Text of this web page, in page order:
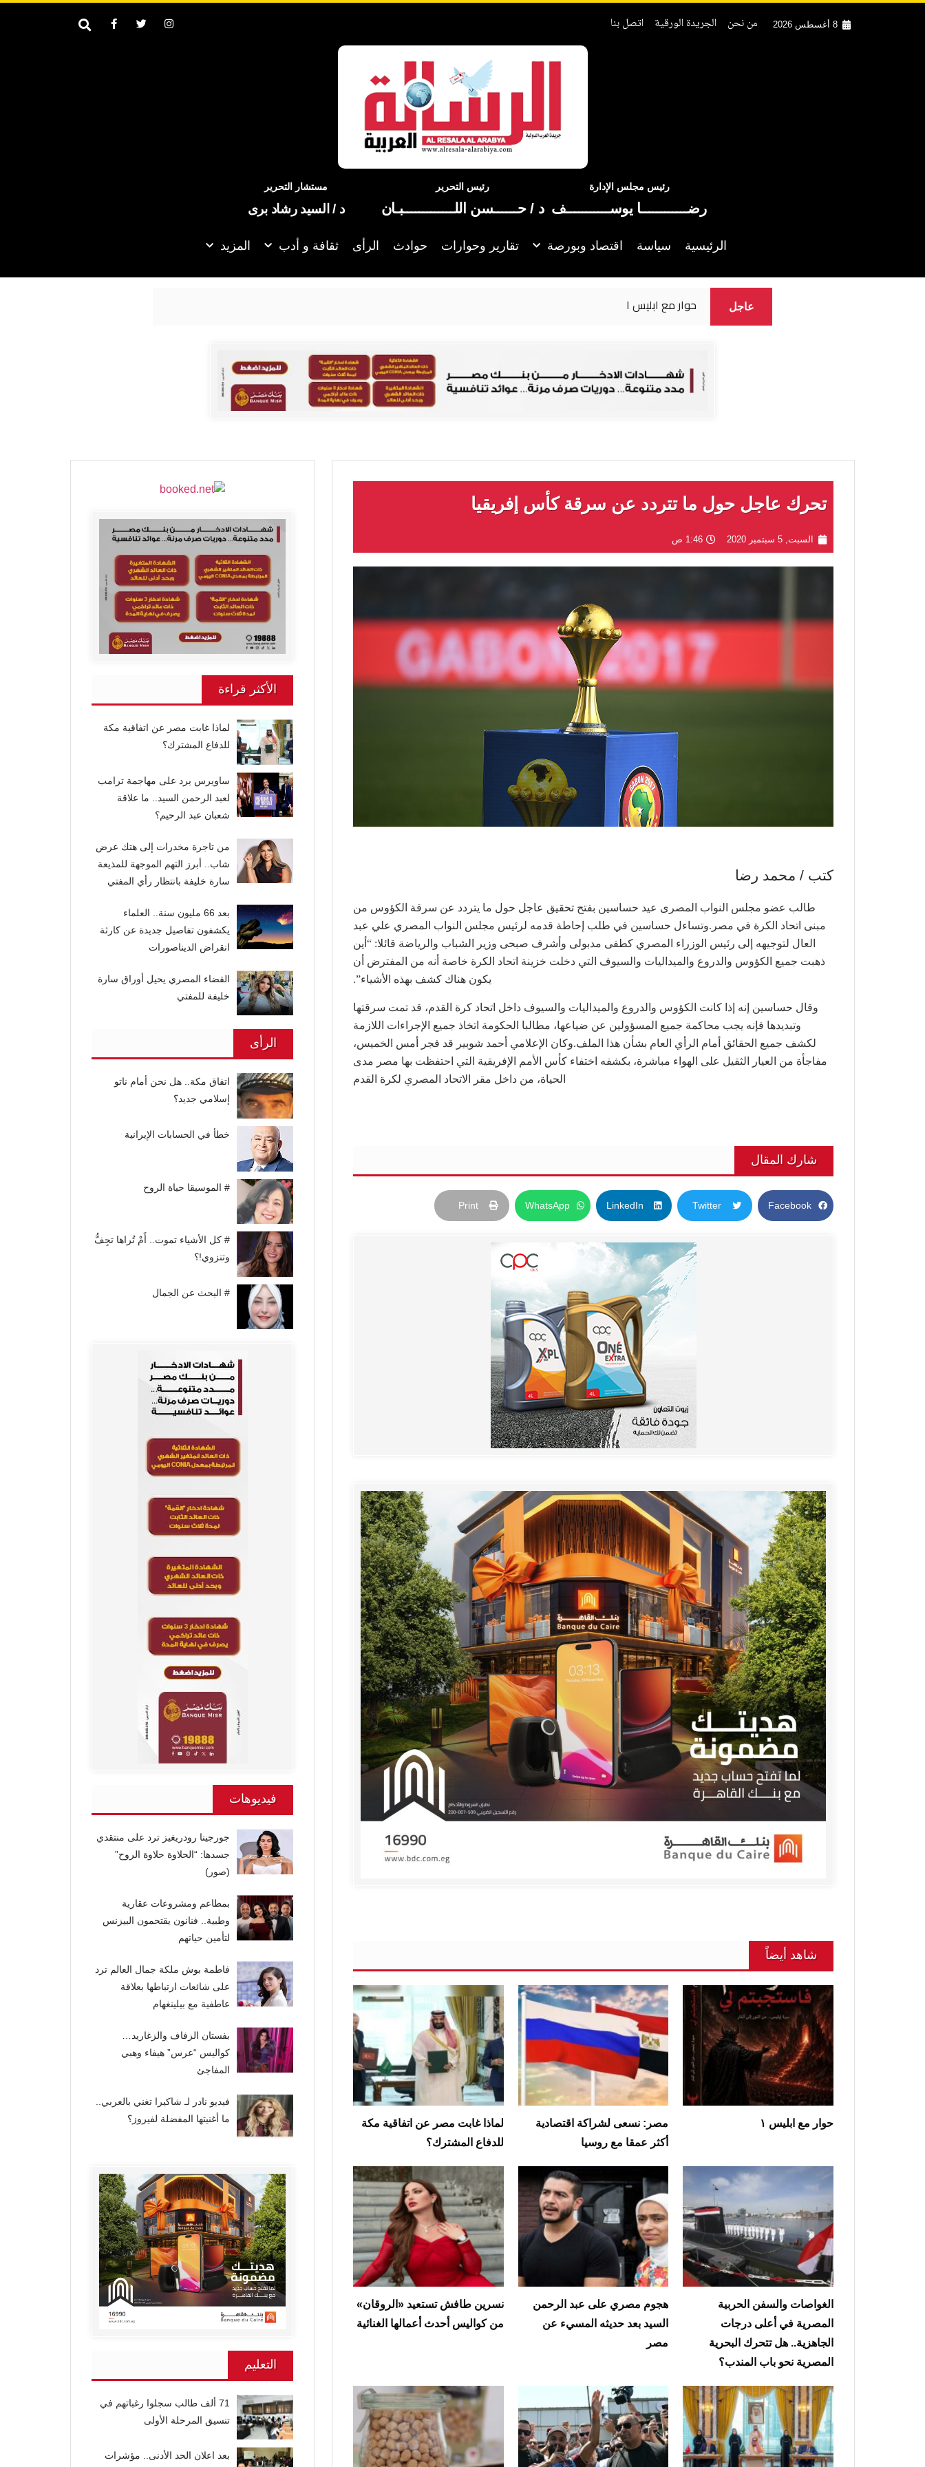
8 أغسطس 2026 من نحن الجريدة الورقية اتصل بنا
رئيس مجلس الإدارة
رضــــــــــــا يوســـــــــــف
رئيس التحرير
د / حــــــسن اللـــــــــــــبـان
مستشار التحرير
د / السيد رشاد برى
الرئيسية سياسة اقتصاد وبورصة تقارير وحوارات حوادث الرأى ثقافة و أدب المزيد
عاجل مصر: نسعى لشراكة اقتصادية أكثر عمقا مع روسيا
تحرك عاجل حول ما تتردد عن سرقة كأس إفريقيا
السبت, 5 سبتمبر 2020 1:46 ص
كتب / محمد رضا
طالب عضو مجلس النواب المصرى عيد حساسين بفتح تحقيق عاجل حول ما يتردد عن سرقة الكؤوس من
مبنى اتحاد الكرة في مصر.وتساءل حساسين في طلب إحاطة قدمه لرئيس مجلس النواب المصري علي عبد
العال لتوجيهه إلى رئيس الوزراء المصري كطفى مدبولى وأشرف صبحى وزير الشباب والرياضة قائلا: “أين
ذهبت جميع الكؤوس والدروع والميداليات والسيوف التي دخلت خزينة اتحاد الكرة خاصة أنه من المفترض أن
يكون هناك كشف بهذه الأشياء”.
وقال حساسين إنه إذا كانت الكؤوس والدروع والميداليات والسيوف داخل اتحاد كرة القدم، قد تمت سرقتها
وتبديدها فإنه يجب محاكمة جميع المسؤولين عن ضياعها، مطالبا الحكومة اتخاذ جميع الإجراءات اللازمة
لكشف جميع الحقائق أمام الرأي العام بشأن هذا الملف.وكان الإعلامي أحمد شوبير قد فجر أمس الخميس،
مفاجأة من العيار الثقيل على الهواء مباشرة، بكشفه اختفاء كأس الأمم الإفريقية التي احتفظت بها مصر مدى
الحياة، من داخل مقر الاتحاد المصري لكرة القدم
شارك المقال
Facebook
Twitter
LinkedIn
WhatsApp
Print
شاهد أيضاً
حوار مع ابليس ١
مصر: نسعى لشراكة اقتصادية
أكثر عمقا مع روسيا
لماذا غابت مصر عن اتفاقية مكة
للدفاع المشترك؟
الغواصات والسفن الحربية
المصرية في أعلى درجات
الجاهزية.. هل تتحرك البحرية
المصرية نحو باب المندب؟
هجوم مصري على عبد الرحمن
السيد بعد حديثه المسيء عن
مصر
نسرين طافش تستعيد «الروقان»
من كواليس أحدث أعمالها الغنائية
الأكثر قراءة
لماذا غابت مصر عن اتفاقية مكة
للدفاع المشترك؟
ساويرس يرد على مهاجمة ترامب
لعبد الرحمن السيد.. ما علاقة
شعبان عبد الرحيم؟
من تاجرة مخدرات إلى هتك عرض
شاب.. أبرز التهم الموجهة للمذيعة
سارة خليفة بانتظار رأي المفتي
بعد 66 مليون سنة.. العلماء
يكشفون تفاصيل جديدة عن كارثة
انقراض الديناصورات
القضاء المصري يحيل أوراق سارة
خليفة للمفتي
الرأى
اتفاق مكة.. هل نحن أمام ناتو
إسلامي جديد؟
خطأ في الحسابات الإيرانية
# الموسيقا حياة الروح
# كل الأشياء تموت.. أَمْ تُراها تجِفُّ
وتنزوي!؟
# البحث عن الجمال
فيديوهات
جورجينا رودريغيز ترد على منتقدي
جسدها: “الحلاوة حلاوة الروح”
(صور)
بمطاعم ومشروعات عقارية
وطبية.. فنانون يقتحمون البيزنس
لتأمين حياتهم
فاطمة بوش ملكة جمال العالم ترد
على شائعات ارتباطها بعلاقة
عاطفية مع بيلينغهام
بفستان الزفاف والزغاريد…
كواليس “عرس” هيفاء وهبي
المفاجئ
فيديو نادر لـ شاكيرا تغني بالعربي..
ما أغنيتها المفضلة لفيروز؟
التعليم
71 ألف طالب سجلوا رغباتهم في
تنسيق المرحلة الأولى
بعد اعلان الحد الأدنى.. مؤشرات